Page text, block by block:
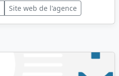
Site web de l'agence